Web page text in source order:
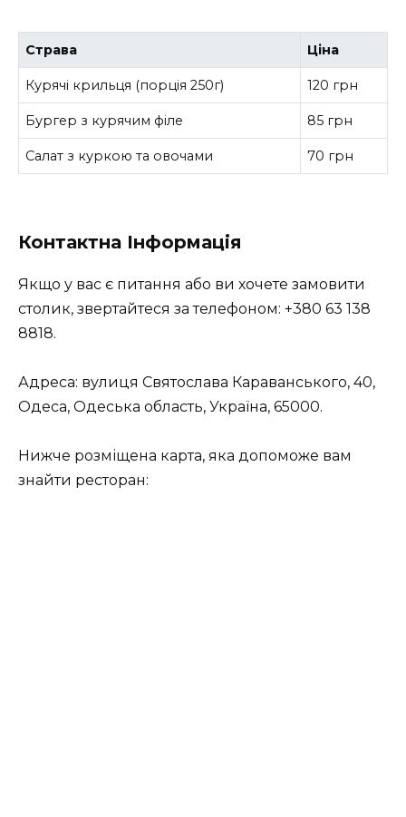
Страва Ціна
Курячі крильця (порція 250г) 120 грн
Бургер з курячим філе 85 грн
Салат з куркою та овочами 70 грн
Контактна Інформація
Якщо у вас є питання або ви хочете замовити
столик, звертайтеся за телефоном: +380 63 138
8818.
Адреса: вулиця Святослава Караванського, 40,
Одеса, Одеська область, Україна, 65000.
Нижче розміщена карта, яка допоможе вам
знайти ресторан: